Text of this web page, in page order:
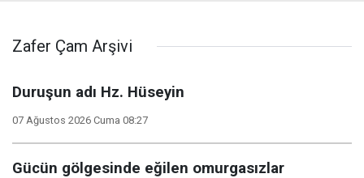
Zafer Çam Arşivi
Duruşun adı Hz. Hüseyin
07 Ağustos 2026 Cuma 08:27
Gücün gölgesinde eğilen omurgasızlar